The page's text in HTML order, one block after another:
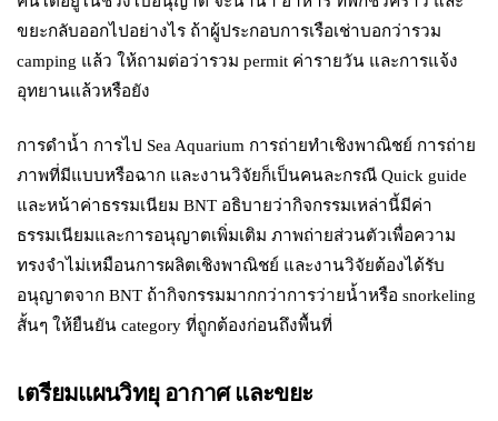
ขยะกลับออกไปอย่างไร ถ้าผู้ประกอบการเรือเช่าบอกว่ารวม
camping แล้ว ให้ถามต่อว่ารวม permit ค่ารายวัน และการแจ้ง
อุทยานแล้วหรือยัง
การดำน้ำ การไป Sea Aquarium การถ่ายทำเชิงพาณิชย์ การถ่าย
ภาพที่มีแบบหรือฉาก และงานวิจัยก็เป็นคนละกรณี Quick guide
และหน้าค่าธรรมเนียม BNT อธิบายว่ากิจกรรมเหล่านี้มีค่า
ธรรมเนียมและการอนุญาตเพิ่มเติม ภาพถ่ายส่วนตัวเพื่อความ
ทรงจำไม่เหมือนการผลิตเชิงพาณิชย์ และงานวิจัยต้องได้รับ
อนุญาตจาก BNT ถ้ากิจกรรมมากกว่าการว่ายน้ำหรือ snorkeling
สั้นๆ ให้ยืนยัน category ที่ถูกต้องก่อนถึงพื้นที่
เตรียมแผนวิทยุ อากาศ และขยะ